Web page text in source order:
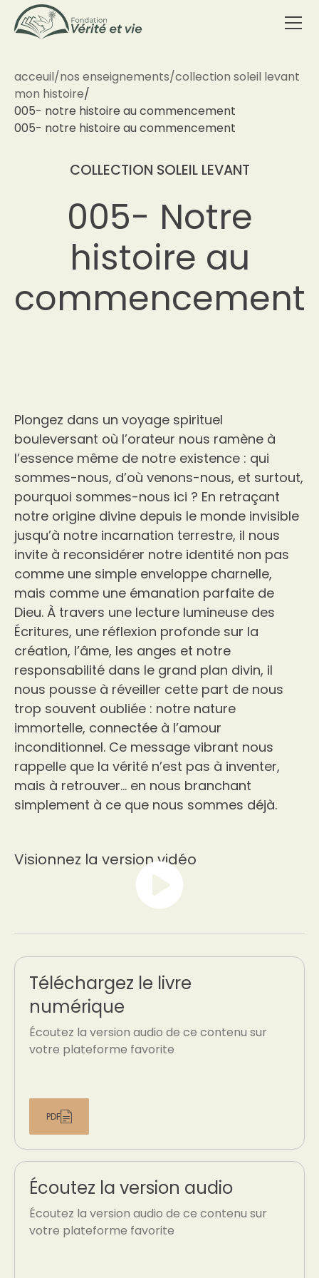
acceuil/nos enseignements/collection soleil levant
mon histoire/
005- notre histoire au commencement
005- notre histoire au commencement
COLLECTION SOLEIL LEVANT
005- Notre
histoire au
commencement
Plongez dans un voyage spirituel
bouleversant où l’orateur nous ramène à
l’essence même de notre existence : qui
sommes-nous, d’où venons-nous, et surtout,
pourquoi sommes-nous ici ? En retraçant
notre origine divine depuis le monde invisible
jusqu’à notre incarnation terrestre, il nous
invite à reconsidérer notre identité non pas
comme une simple enveloppe charnelle,
mais comme une émanation parfaite de
Dieu. À travers une lecture lumineuse des
Écritures, une réflexion profonde sur la
création, l’âme, les anges et notre
responsabilité dans le grand plan divin, il
nous pousse à réveiller cette part de nous
trop souvent oubliée : notre nature
immortelle, connectée à l’amour
inconditionnel. Ce message vibrant nous
rappelle que la vérité n’est pas à inventer,
mais à retrouver… en nous branchant
simplement à ce que nous sommes déjà.
Visionnez la version vidéo
Téléchargez le livre
numérique
Écoutez la version audio de ce contenu sur
votre plateforme favorite
PDF
Écoutez la version audio
Écoutez la version audio de ce contenu sur
votre plateforme favorite